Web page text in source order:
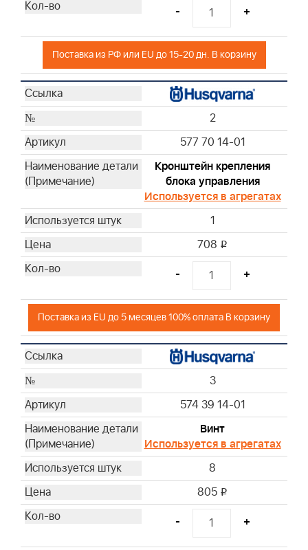
- +
Поставка из РФ или EU до 15-20 дн. В корзину
2
577 70 14-01
Кронштейн крепления
блока управления
Используется в агрегатах
1
708 i
- +
Поставка из EU до 5 месяцев 100% оплата В корзину
3
574 39 14-01
Винт
Используется в агрегатах
8
805 i
- +